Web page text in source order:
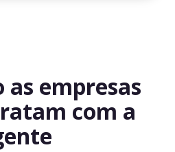
as empresas
com a